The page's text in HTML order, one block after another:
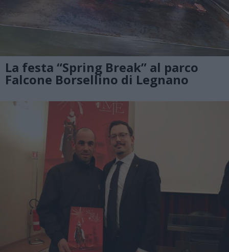
La festa “Spring Break” al parco
Falcone Borsellino di Legnano